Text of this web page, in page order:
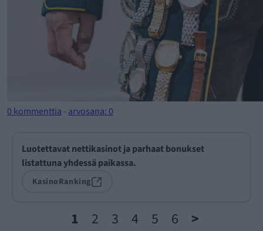
0 kommenttia - arvosana: 0
Luotettavat nettikasinot ja parhaat bonukset
listattuna yhdessä paikassa.
KasinoRanking
1 2 3 4 5 6 >